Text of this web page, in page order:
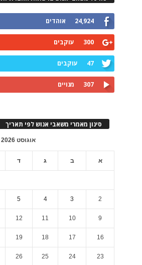
24,924 אוהדים
300 עוקבים
47 עוקבים
307 מנויים
סינון מאמרי משאבי אנוש לפי תאריך
אוגוסט 2026
א ב ג ד
2
3
4
5
9
10
11
12
16
17
18
19
23
24
25
26